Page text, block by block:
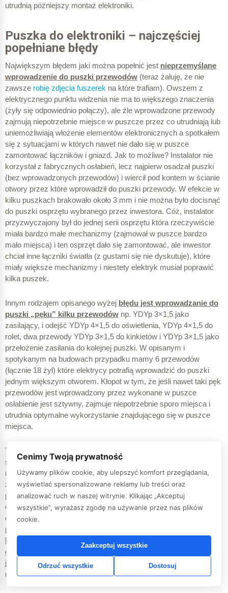
utrudnią późniejszy montaż elektroniki.
Puszka do elektroniki – najczęściej
popełniane błędy
Największym błędem jaki można popełnić jest nieprzemyślane
wprowadzenie do puszki przewodów (teraz żałuję, że nie
zawsze robię zdjęcia fuszerek na które trafiam). Owszem z
elektrycznego punktu widzenia nie ma to większego znaczenia
(żyły się odpowiednio połączy), ale źle wprowadzone przewody
zajmują niepotrzebnie miejsce w puszcze przez co utrudniają lub
uniemożliwiają włożenie elementów elektronicznych a spotkałem
się z sytuacjami w których nawet nie dało się w puszce
zamontować łączników i gniazd. Jak to możliwe? Instalator nie
korzystał z fabrycznych osłabień, lecz najpierw osadzał puszki
(bez wprowadzonych przewodów) i wiercił pod kontem w ścianie
otwory przez które wprowadził do puszki przewody. W efekcie w
kilku puszkach brakowało około 3 mm i nie można było docisnąć
do puszki osprzętu wybranego przez inwestora. Cóż, instalator
przyzwyczajony był do jednej serii osprzętu która rzeczywiście
miała bardzo małe mechanizmy (zajmował w puszce bardzo
mało miejsca) i ten osprzęt dało się zamontować, ale inwestor
chciał inne łączniki światła (z gustami się nie dyskutuje), które
miały większe mechanizmy i niestety elektryk musiał poprawić
kilka puszek.
Innym rodzajem opisanego wyżej błędu jest wprowadzanie do
puszki „pęku” kilku przewodów np. YDYp 3×1,5 jako
zasilający, i odejść YDYp 4×1,5 do oświetlenia, YDYp 4×1,5 do
rolet, dwa przewody YDYp 3×1,5 do kinkietów i YDYp 3×1,5 jako
przełożenie zasilania do kolejnej puszki. W opisanym i
spotykanym na budowach przypadku mamy 6 przewodów
(łącznie 18 żył) które elektrycy potrafią wprowadzić do puszki
jednym większym otworem. Kłopot w tym, że jeśli nawet taki pęk
przewodów jest wprowadzony przez wykonane w puszce
osłabienie jest sztywny, zajmuje niepotrzebnie sporo miejsca i
utrudnia optymalne wykorzystanie znajdującego się w puszce
miejsca.
Teoria a praktyka. Puszka do elektroniki SE2x60D lub SE2x60G
składa się z dwóch części (górnej i dna), na stole można puszkę
rozebrać i mieć wygodny dostęp do wszystkiego co się w niej
znajduje, ale w praktyce puszka jest osadzona w ścianie za
pomocą jakiejś zaprawy lub pianki i nie ma możliwości jej
otwarcia. Jedyny dostęp do jej wnętrza jest poprzez okrągły
otwór na umieszczenie osprzętu. W takim wypadku gdy
przewody są wprowadzone do puszki w dolnej części
kieszeni instalator nie ma jak usunąć z nich zewnętrznej
części izolacji.
Taki przewód niepotrzebnie zabiera miejsce, a
jeśli jest ich kilka i/lub są w większym pęku wówczas duża ilość
miejsca wewnątrz puszki jest „zmarnowana”.
Cenimy Twoją prywatność
Używamy plików cookie, aby ulepszyć komfort przeglądania,
wyświetlać spersonalizowane reklamy lub treści oraz
analizować ruch w naszej witrynie. Klikając „Akceptuj
wszystkie”, wyrażasz zgodę na używanie przez nas plików
cookie.
Zaakceptuj wszystkie
Odrzuć wszystkie Dostosuj